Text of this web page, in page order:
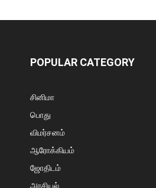
POPULAR CATEGORY
சினிமா
பொது
விமர்சனம்
ஆரோக்கியம்
ஜோதிடம்
அரசியல்